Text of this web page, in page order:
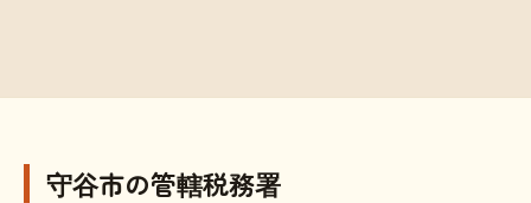
守谷市の管轄税務署